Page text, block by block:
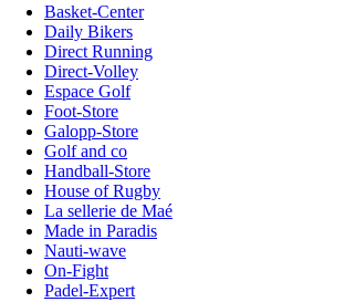
Basket-Center
Daily Bikers
Direct Running
Direct-Volley
Espace Golf
Foot-Store
Galopp-Store
Golf and co
Handball-Store
House of Rugby
La sellerie de Maé
Made in Paradis
Nauti-wave
On-Fight
Padel-Expert